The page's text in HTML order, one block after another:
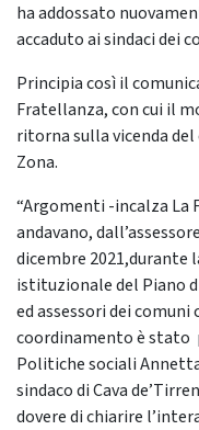
ha addossato
accaduto ai sindaci dei
Principia così il
Fratellanza, con cui il
ritorna sulla vicenda
Zona.
“Argomenti -incalza La
andavano,
dicembre 2021,durante
istituzionale del Piano
ed assessori dei
coordinamento è stato
Politiche sociali
sindaco di Cava
dovere di chiarire